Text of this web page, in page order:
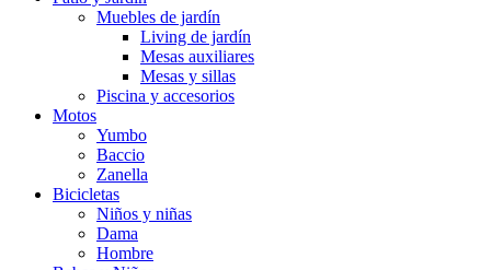
Muebles de jardín
Living de jardín
Mesas auxiliares
Mesas y sillas
Piscina y accesorios
Motos
Yumbo
Baccio
Zanella
Bicicletas
Niños y niñas
Dama
Hombre